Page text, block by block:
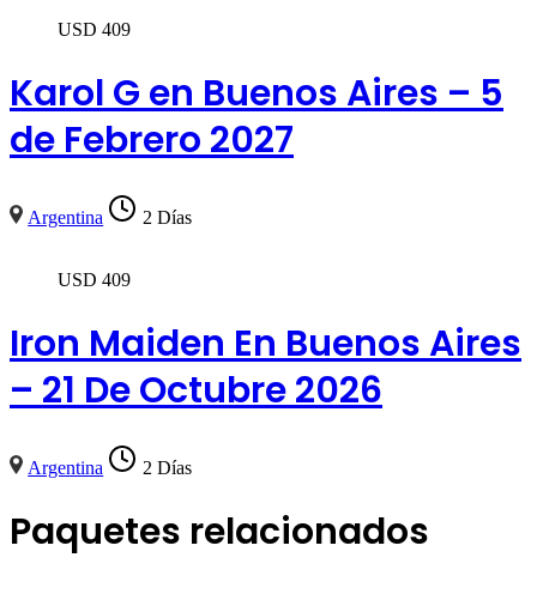
USD 409
Karol G en Buenos Aires – 5
de Febrero 2027
Argentina 2 Días
USD 409
Iron Maiden En Buenos Aires
– 21 De Octubre 2026
Argentina 2 Días
Paquetes relacionados